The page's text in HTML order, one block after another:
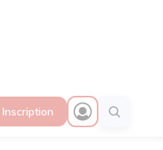
Inscription